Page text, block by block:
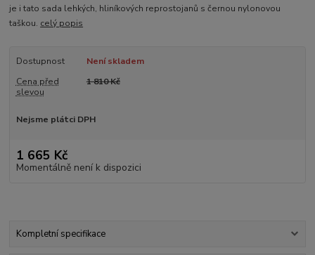
je i tato sada lehkých, hliníkových reprostojanů s černou nylonovou
taškou. celý popis
Dostupnost
Není skladem
Cena před
slevou
1 810 Kč
Nejsme plátci DPH
1 665 Kč
Momentálně není k dispozici
Kompletní specifikace